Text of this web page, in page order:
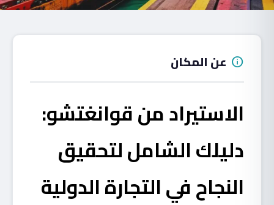
info عن المكان
الاستيرادمنقوانغتشو:
دليلك الشامل لتحقيق
النجاح في التجارة الدولية